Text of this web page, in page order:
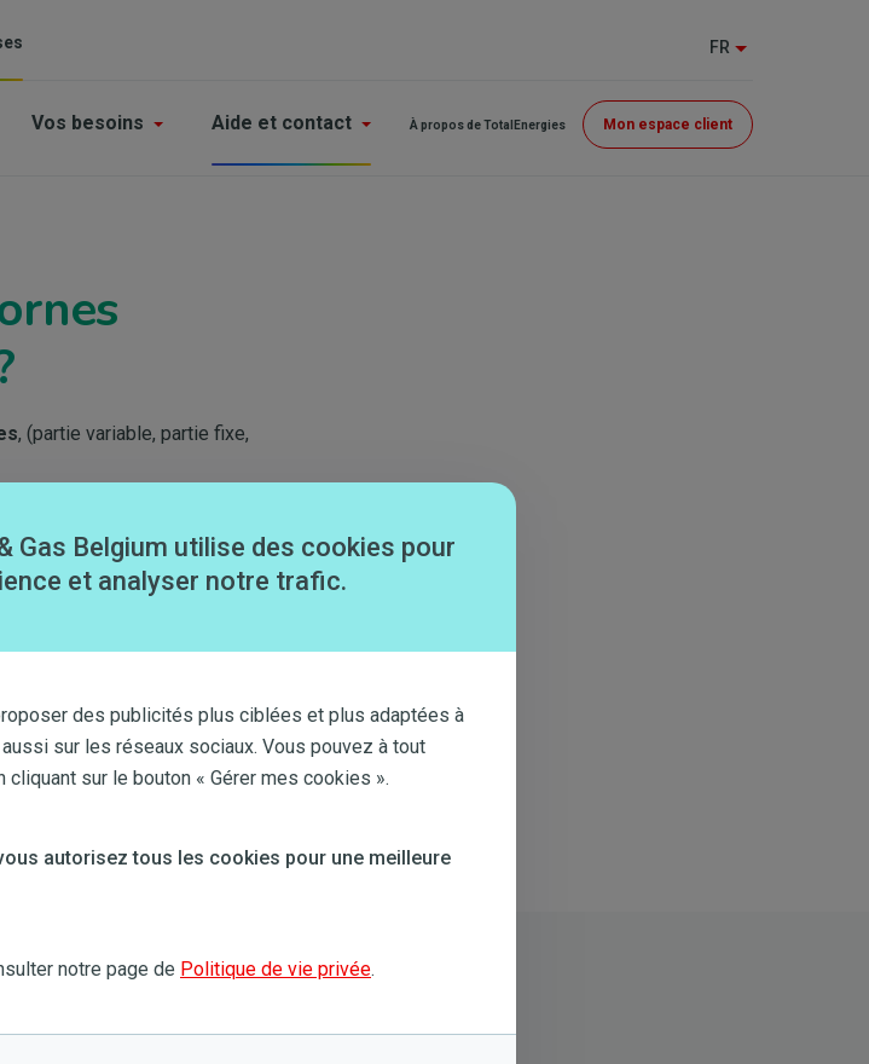
FR
Vos besoins Aide et contact
Menu
À propos de TotalEnergies Mon espace client
, (partie variable, partie fixe,
également avoir des frais de
ne m'a pas aidé
besoin d'aide?
Gas Belgium utilise des cookies pour
et analyser notre trafic.
des publicités plus ciblées et plus adaptées à
sur les réseaux sociaux. Vous pouvez à tout
sur le bouton « Gérer mes cookies ».
autorisez tous les cookies pour une meilleure
notre page de Politique de vie privée.